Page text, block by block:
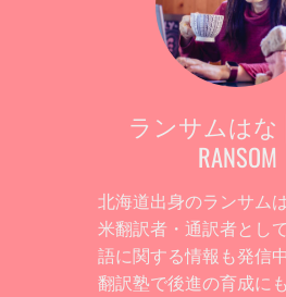
ランサムはな
RANSOM
北海道出身のランサム
米翻訳者・通訳者とし
語に関する情報も発信
翻訳塾で後進の育成に